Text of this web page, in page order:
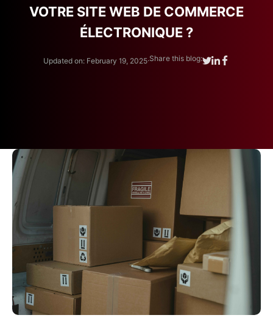
VOTRE SITE WEB DE COMMERCE
ÉLECTRONIQUE ?
Updated on: February 19, 2025.Share this blog: